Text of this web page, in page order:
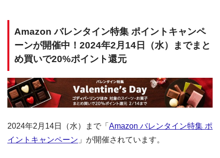
Amazon バレンタイン特集 ポイントキャンペ
ーンが開催中！2024年2月14日（水）までまと
め買いで20%ポイント還元
2024年2月14日（水）まで「 Amazon バレンタイン特集 ポ
イントキャンペーン 」が開催されています。